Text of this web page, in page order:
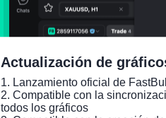
Actualización de
1. Lanzamiento oficial de
2. Compatible con la
todos los gráficos